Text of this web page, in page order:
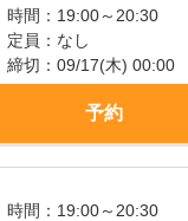
時間：19:00～20:30
定員：なし
締切：09/17(木) 00:00
予約
時間：19:00～20:30